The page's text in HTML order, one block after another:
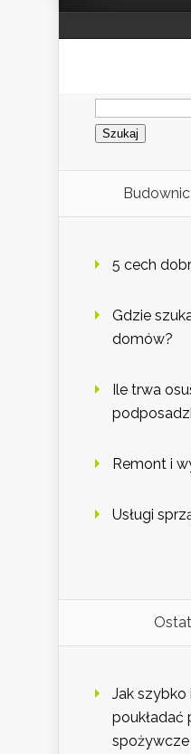
Szukaj:
5 cech
Gdzie
domów?
Ile trwa
Remont i
Usługi
Jak szybko
poukładać